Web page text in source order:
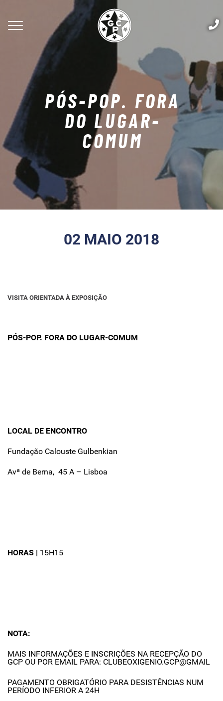
PÓS-POP. FORA
DO LUGAR-
COMUM
02 MAIO 2018
VISITA ORIENTADA À EXPOSIÇÃO
PÓS-POP. FORA DO LUGAR-COMUM
LOCAL DE ENCONTRO
Fundação Calouste Gulbenkian
Avª de Berna, 45 A – Lisboa
HORAS | 15H15
NOTA:
MAIS INFORMAÇÕES E INSCRIÇÕES NA RECEPÇÃO DO
GCP OU POR EMAIL PARA: CLUBEOXIGENIO.GCP@GMAIL
PAGAMENTO OBRIGATÓRIO PARA DESISTÊNCIAS NUM
PERÍODO INFERIOR A 24H